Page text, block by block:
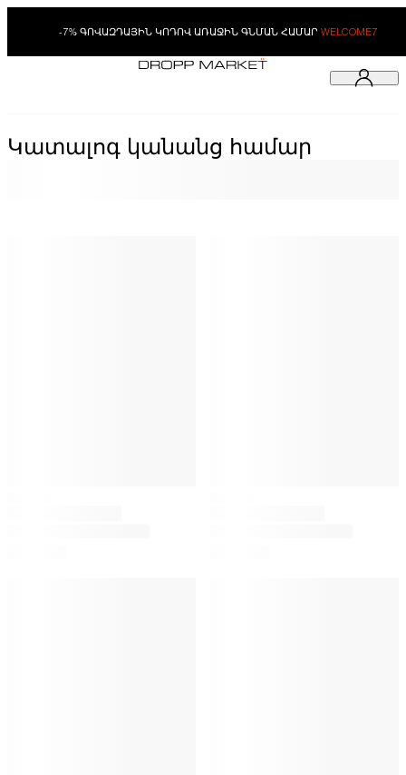
-7% ԳՈՎԱԶԴԱՅԻՆ ԿՈԴՈՎ ԱՌԱՋԻՆ ԳՆՄԱՆ ՀԱՄԱՐ WELCOME7
Կատալոգ կանանց համար